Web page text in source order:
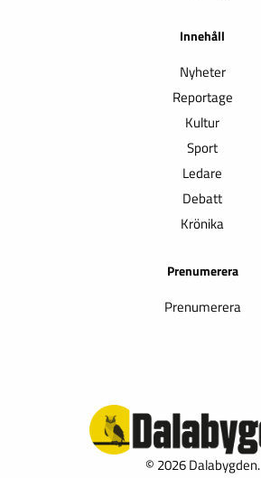
Innehåll
Nyheter
Reportage
Kultur
Sport
Ledare
Debatt
Krönika
Prenumerera
Prenumerera
© 2026 Dalabygden.